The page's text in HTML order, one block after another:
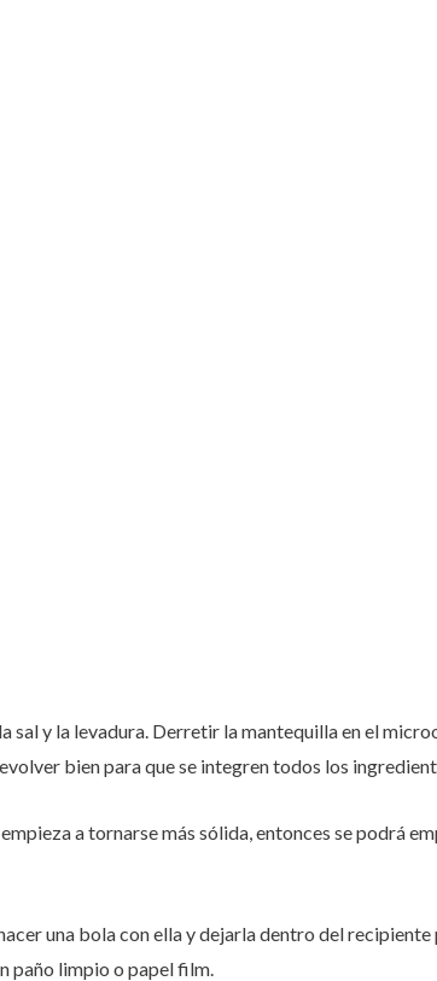
y la levadura. Derretir la mantequilla en el
bien para que se integren todos los
a tornarse más sólida, entonces se podrá
una bola con ella y dejarla dentro del
paño limpio o papel film.